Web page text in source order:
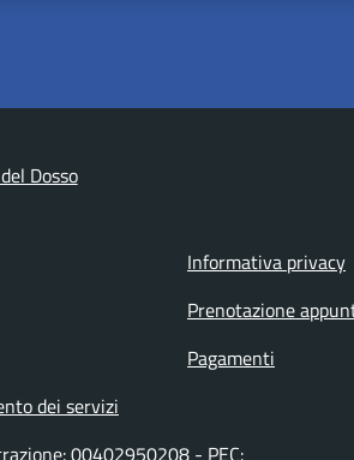
Dosso
Informativa privacy
Prenotazione
Pagamenti
dei servizi
00402950208 - PEC: